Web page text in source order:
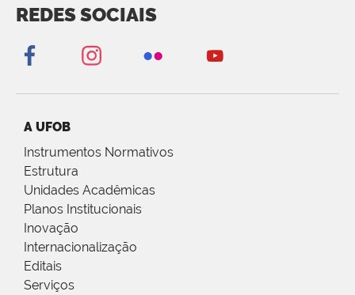
REDES SOCIAIS
A UFOB
Instrumentos Normativos
Estrutura
Unidades Acadêmicas
Planos Institucionais
Inovação
Internacionalização
Editais
Serviços